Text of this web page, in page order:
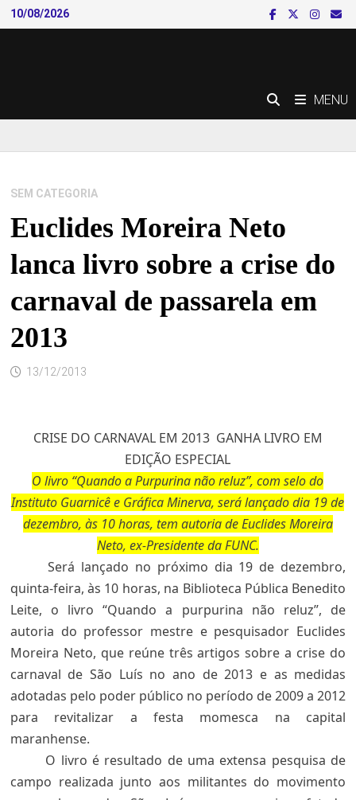
Skip
to
10/08/2026
MENU
SEM CATEGORIA
Euclides Moreira Neto
lanca livro sobre a crise do
carnaval de passarela em
2013
13/12/2013
CRISE DO CARNAVAL EM 2013 GANHA LIVRO EM
EDIÇÃO ESPECIAL
O livro “Quando a Purpurina não reluz”, com selo do
Instituto Guarnicê e Gráfica Minerva, será lançado dia 19 de
dezembro, às 10 horas, tem autoria de Euclides Moreira
Neto, ex-Presidente da FUNC.
Será lançado no próximo dia 19 de dezembro,
quinta-feira, às 10 horas, na Biblioteca Pública Benedito
Leite, o livro “Quando a purpurina não reluz”, de
autoria do professor mestre e pesquisador Euclides
Moreira Neto, que reúne três artigos sobre a crise do
carnaval de São Luís no ano de 2013 e as medidas
adotadas pelo poder público no período de 2009 a 2012
para revitalizar a festa momesca na capital
maranhense.
O livro é resultado de uma extensa pesquisa de
campo realizada junto aos militantes do movimento